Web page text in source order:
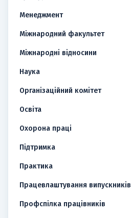
Менеджмент
Міжнародний факультет
Міжнародні відносини
Наука
Організаційний комітет
Освіта
Охорона праці
Підтримка
Практика
Працевлаштування випускників
Профспілка працівників